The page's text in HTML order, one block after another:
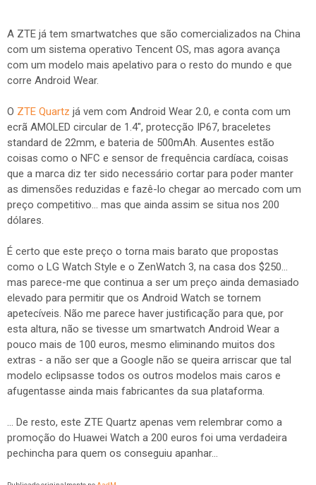
A ZTE já tem smartwatches que são comercializados na China
com um sistema operativo Tencent OS, mas agora avança
com um modelo mais apelativo para o resto do mundo e que
corre Android Wear.
O ZTE Quartz já vem com Android Wear 2.0, e conta com um
ecrã AMOLED circular de 1.4", protecção IP67, braceletes
standard de 22mm, e bateria de 500mAh. Ausentes estão
coisas como o NFC e sensor de frequência cardíaca, coisas
que a marca diz ter sido necessário cortar para poder manter
as dimensões reduzidas e fazê-lo chegar ao mercado com um
preço competitivo... mas que ainda assim se situa nos 200
dólares.
É certo que este preço o torna mais barato que propostas
como o LG Watch Style e o ZenWatch 3, na casa dos $250...
mas parece-me que continua a ser um preço ainda demasiado
elevado para permitir que os Android Watch se tornem
apetecíveis. Não me parece haver justificação para que, por
esta altura, não se tivesse um smartwatch Android Wear a
pouco mais de 100 euros, mesmo eliminando muitos dos
extras - a não ser que a Google não se queira arriscar que tal
modelo eclipsasse todos os outros modelos mais caros e
afugentasse ainda mais fabricantes da sua plataforma.
... De resto, este ZTE Quartz apenas vem relembrar como a
promoção do Huawei Watch a 200 euros foi uma verdadeira
pechincha para quem os conseguiu apanhar...